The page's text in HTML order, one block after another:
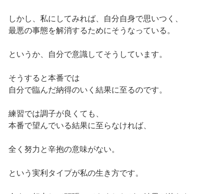
しかし、私にしてみれば、自分自身で思いつく、
最悪の事態を解消するためにそうなっている。
というか、自分で意識してそうしています。
そうすると本番では
自分で臨んだ納得のいく結果に至るのです。
練習では調子が良くても、
本番で望んでいる結果に至らなければ、
全く努力と辛抱の意味がない。
という実利タイプが私の生き方です。